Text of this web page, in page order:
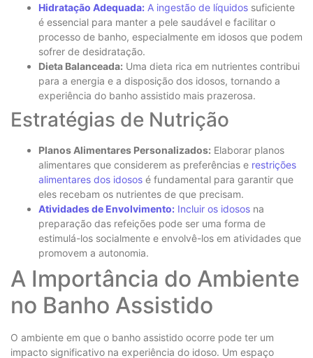
Hidratação Adequada: A ingestão de líquidos suficiente
é essencial para manter a pele saudável e facilitar o
processo de banho, especialmente em idosos que podem
sofrer de desidratação.
Dieta Balanceada: Uma dieta rica em nutrientes contribui
para a energia e a disposição dos idosos, tornando a
experiência do banho assistido mais prazerosa.
Estratégias de Nutrição
Planos Alimentares Personalizados: Elaborar planos
alimentares que considerem as preferências e restrições
alimentares dos idosos é fundamental para garantir que
eles recebam os nutrientes de que precisam.
Atividades de Envolvimento: Incluir os idosos na
preparação das refeições pode ser uma forma de
estimulá-los socialmente e envolvê-los em atividades que
promovem a autonomia.
A Importância do Ambiente
no Banho Assistido
O ambiente em que o banho assistido ocorre pode ter um
impacto significativo na experiência do idoso. Um espaço